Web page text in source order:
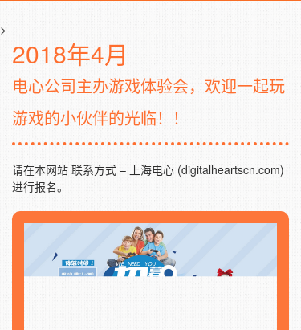
>
2018年4月
电心公司主办游戏体验会，欢迎一起玩
游戏的小伙伴的光临！！
请在本网站 联系方式 – 上海电心 (digitalheartscn.com)
进行报名。